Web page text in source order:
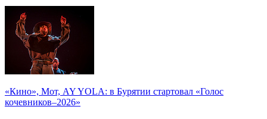
«Кино», Мот, AY YOLA: в Бурятии стартовал «Голос
кочевников–2026»